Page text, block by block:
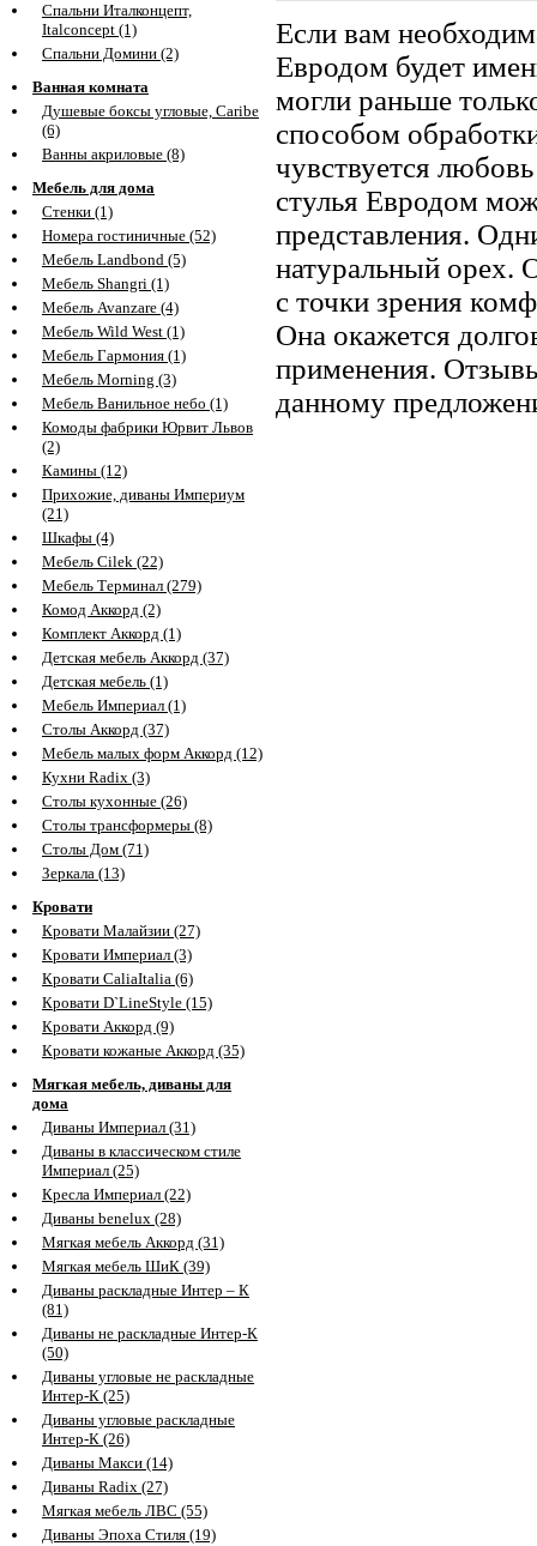
Спальни Италконцепт,
Italconcept (1)
Спальни Домини (2)
Ванная комната
Душевые боксы угловые, Caribe
(6)
Ванны акриловые (8)
Мебель для дома
Стенки (1)
Номера гостиничные (52)
Мебель Landbond (5)
Мебель Shangri (1)
Мебель Avanzare (4)
Мебель Wild West (1)
Мебель Гармония (1)
Мебель Morning (3)
Мебель Ванильное небо (1)
Комоды фабрики Юрвит Львов
(2)
Камины (12)
Прихожие, диваны Империум
(21)
Шкафы (4)
Мебель Cilek (22)
Мебель Терминал (279)
Комод Аккорд (2)
Комплект Аккорд (1)
Детская мебель Аккорд (37)
Детская мебель (1)
Мебель Империал (1)
Столы Аккорд (37)
Мебель малых форм Аккорд (12)
Кухни Radix (3)
Столы кухонные (26)
Столы трансформеры (8)
Столы Дом (71)
Зеркала (13)
Кровати
Кровати Малайзии (27)
Кровати Империал (3)
Кровати CaliaItalia (6)
Кровати D`LineStyle (15)
Кровати Аккорд (9)
Кровати кожаные Аккорд (35)
Мягкая мебель, диваны для
дома
Диваны Империал (31)
Диваны в классическом стиле
Империал (25)
Кресла Империал (22)
Диваны benelux (28)
Мягкая мебель Аккорд (31)
Мягкая мебель ШиК (39)
Диваны раскладные Интер – К
(81)
Диваны не раскладные Интер-К
(50)
Диваны угловые не раскладные
Интер-К (25)
Диваны угловые раскладные
Интер-К (26)
Диваны Макси (14)
Диваны Radix (27)
Мягкая мебель ЛВС (55)
Диваны Эпоха Стиля (19)
Если вам
Евродом будет
могли раньше
способом
чувствуется
стулья Евродом
представления.
натуральный орех.
с точки зрения
Она окажется
применения.
данному